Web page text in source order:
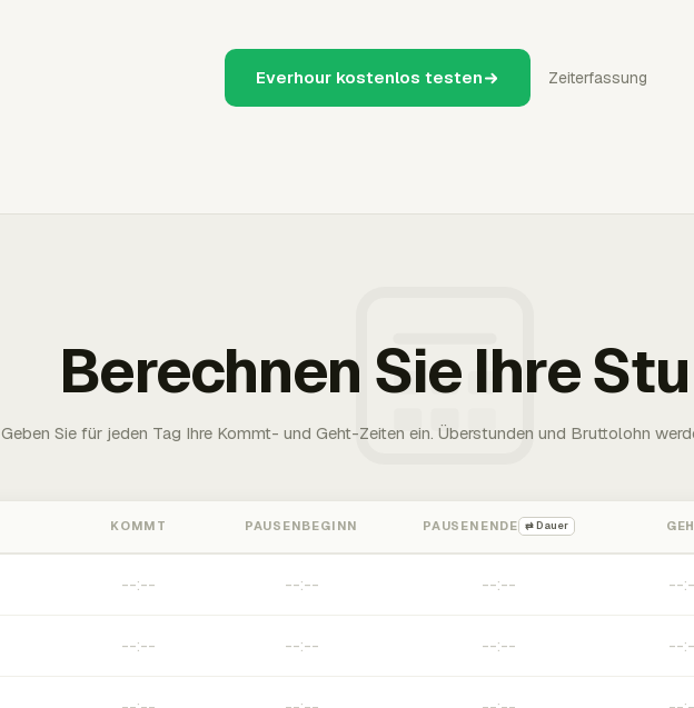
Everhour kostenlos testen Zeiterfassung
Berechnen Sie Ihre
Geben Sie für jeden Tag Ihre Kommt- und Geht-Zeiten ein. Überstunden und Bruttolohn
KOMMT PAUSENBEGINN PAUSENENDE ⇄ Dauer